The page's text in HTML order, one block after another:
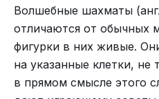
смеха. – Посмотри, что у
в плен все твое войско,
одну пешку. Ходи, что
конем, ходи ферзем, это
не спасет: твой король в
Волшебные шахматы
отличаются от обычных
фигурки в них живые.
на указанные клетки, не
в прямом смысле этого